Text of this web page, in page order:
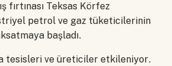
fırtınası Teksas Körfez
petrol ve gaz tüketicilerinin
başladı.
tesisleri ve üreticiler etkileniyor.